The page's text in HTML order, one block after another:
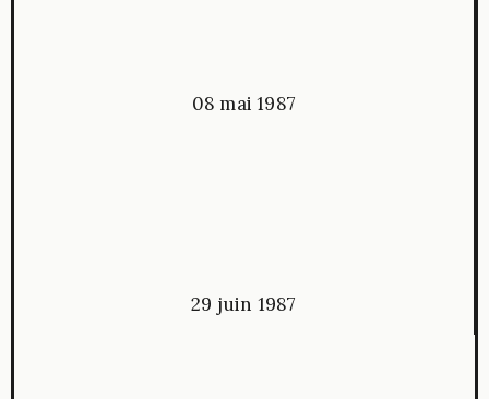
08 mai 1987
29 juin 1987